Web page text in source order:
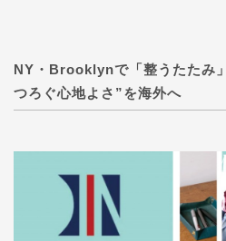
NY・Brooklynで「整うたたみ
つろぐ心地よさ”を海外へ